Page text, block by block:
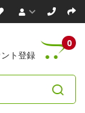
ト登録
0